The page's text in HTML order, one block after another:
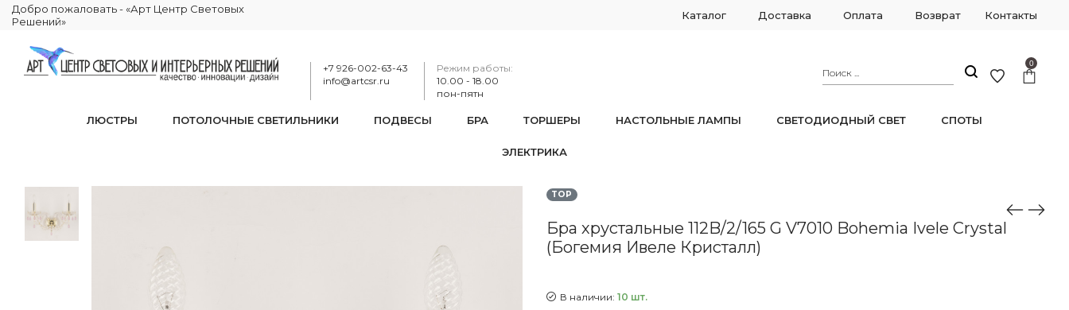
Добро пожаловать - «Арт Центр Световых
Решений»
Каталог Доставка Оплата Возврат Контакты
+7 926-002-63-43
info@artcsr.ru
Режим работы:
10.00 - 18.00
пон-пятн
0
ЛЮСТРЫ ПОТОЛОЧНЫЕ СВЕТИЛЬНИКИ ПОДВЕСЫ БРА ТОРШЕРЫ НАСТОЛЬНЫЕ ЛАМПЫ СВЕТОДИОДНЫЙ СВЕТ СПОТЫ
ЭЛЕКТРИКА
TOP
Бра хрустальные 112B/2/165 G V7010 Bohemia Ivele Crystal
(Богемия Ивеле Кристалл)
В наличии: 10 шт.